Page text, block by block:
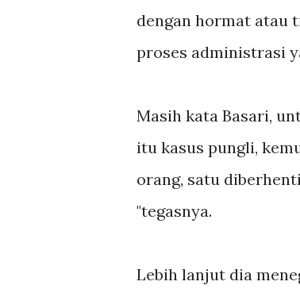
dengan hormat atau
proses administrasi
Masih kata Basari,
itu kasus pungli,
orang, satu
"tegasnya.
Lebih lanjut dia